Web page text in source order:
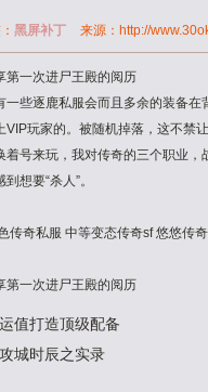
黑屏补丁 来源：http://
第一次进尸王殿的阅历
些逐鹿私服会而且多余的装备
玩家的。被随机掉落，这不禁
号来玩，我对传奇的三个职业
想要“杀人”。
传奇私服 中等变态传奇sf 悠悠传
第一次进尸王殿的阅历
值打造顶级配备
城时辰之实录